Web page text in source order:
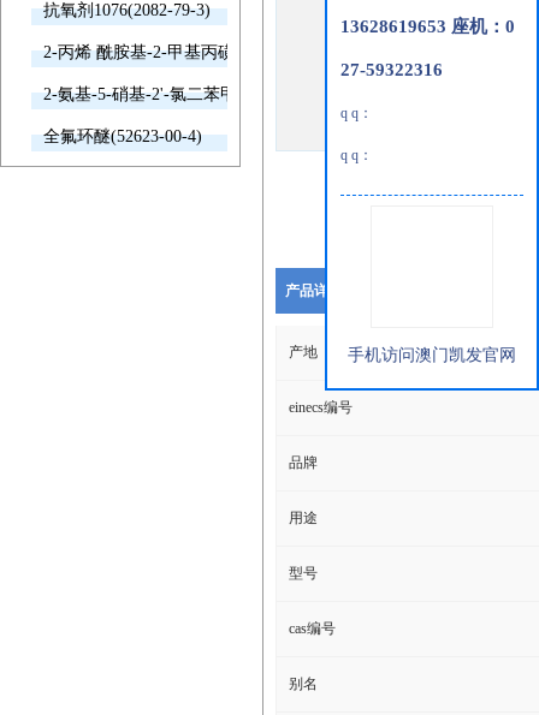
抗氧剂1076(2082-79-3)
2-丙烯 酰胺基-2-甲基丙磺酸(15214-89-8)
2-氨基-5-硝基-2'-氯二苯甲酮(2011-66-7)
全氟环醚(52623-00-4)
产品详细说明
产地
einecs编号
品牌
用途
型号
cas编号
别名
13628619653 座机：0
27-59322316
q q：
q q：
手机访问澳门凯发官网